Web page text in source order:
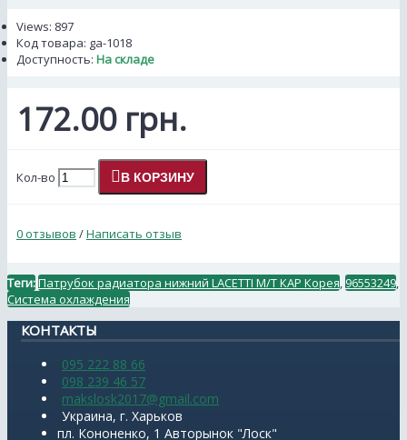
Views: 897
Код товара: ga-1018
Доступность: На складе
172.00 грн.
Кол-во В КОРЗИНУ
0 отзывов /Написать отзыв
Теги:Патрубок радиатора нижний LACETTI M/T КАР Корея 96553249
Система охлаждения
КОНТАКТЫ
095 222 88 66
098 239 46 57
makslosk2017@gmail.com
Украина, г. Харьков
пл. Кононенко, 1 Авторынок "Лоск"